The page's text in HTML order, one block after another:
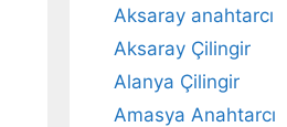
Aksaray anahtarcı
Aksaray Çilingir
Alanya Çilingir
Amasya Anahtarcı